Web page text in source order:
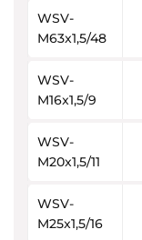
WSV-
M63x1,5/48
WSV-
M16x1,5/9
WSV-
M20x1,5/11
WSV-
M25x1,5/16